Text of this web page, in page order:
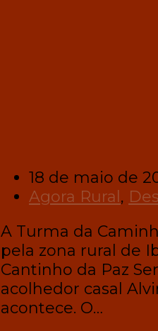
18 de maio de
Agora Rural,
A Turma da
pela zona rural de
Cantinho da Paz
acolhedor casal
acontece. O…